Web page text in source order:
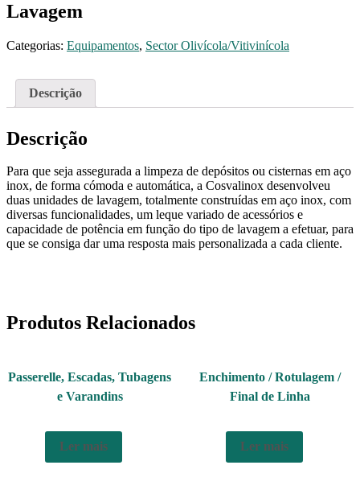
Lavagem
Categorias: Equipamentos, Sector Olivícola/Vitivinícola
Descrição
Descrição
Para que seja assegurada a limpeza de depósitos ou cisternas em aço
inox, de forma cómoda e automática, a Cosvalinox desenvolveu
duas unidades de lavagem, totalmente construídas em aço inox, com
diversas funcionalidades, um leque variado de acessórios e
capacidade de potência em função do tipo de lavagem a efetuar, para
que se consiga dar uma resposta mais personalizada a cada cliente.
Produtos Relacionados
Passerelle, Escadas, Tubagens
e Varandins
Ler mais
Enchimento / Rotulagem /
Final de Linha
Ler mais